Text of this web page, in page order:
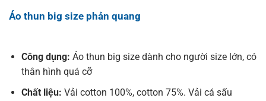
Áo thun big size phản quang
Công dụng: Áo thun big size dành cho người size lớn, có
thân hình quá cỡ
Chất liệu: Vải cotton 100%, cotton 75%. Vải cá sấu